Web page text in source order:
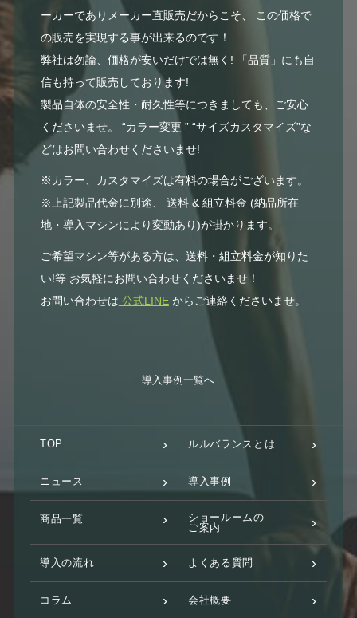
ーカーでありメーカー直販売だからこそ、 この価格で
の販売を実現する事が出来るのです！
弊社は勿論、価格が安いだけでは無く! 「品質」にも自
信も持って販売しております!
製品自体の安全性・耐久性等につきましても、ご安心
くださいませ。 “カラー変更 ” “サイズカスタマイズ”な
どはお問い合わせくださいませ!
※カラー、カスタマイズは有料の場合がございます。
※上記製品代金に別途、 送料 & 組立料金 (納品所在
地・導入マシンにより変動あり)が掛かります。
ご希望マシン等がある方は、送料・組立料金が知りた
い!等 お気軽にお問い合わせくださいませ！
お問い合わせは 公式LINEからご連絡くださいませ。
導入事例一覧へ
TOP ルルバランスとは
ニュース 導入事例
商品一覧
ショールームの
ご案内
導入の流れ よくある質問
コラム 会社概要